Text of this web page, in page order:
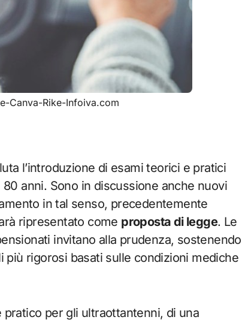
Canva-Rike-Infoiva.com
l’introduzione di esami teorici e pratici
anni. Sono in discussione anche nuovi
in tal senso, precedentemente
ripresentato come proposta di legge. Le
invitano alla prudenza, sostenendo
rigorosi basati sulle condizioni mediche
pratico per gli ultraottantenni, di una